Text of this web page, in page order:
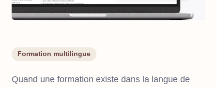
Formation multilingue
Quand une formation existe dans la langue de